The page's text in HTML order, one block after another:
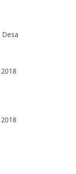
Desa